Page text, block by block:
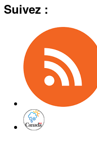
Suivez :